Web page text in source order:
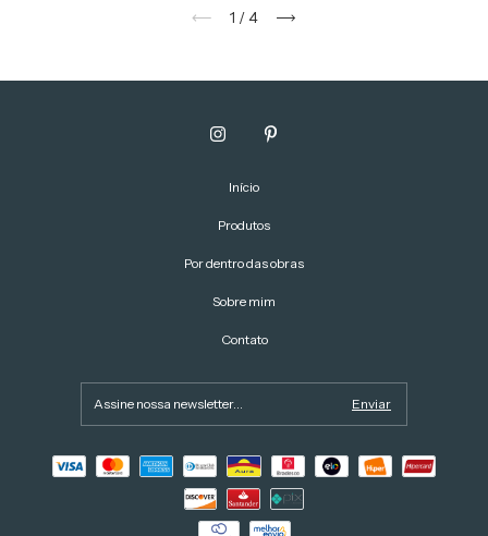
1 /4
Início
Produtos
Por dentro das obras
Sobre mim
Contato